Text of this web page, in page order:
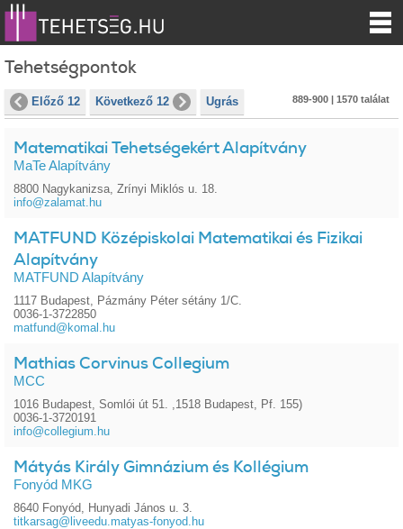
Tehetségpontok
Előző 12 Következő 12 Ugrás 889-900 | 1570 találat
Matematikai Tehetségekért Alapítvány
MaTe Alapítvány
8800 Nagykanizsa, Zrínyi Miklós u. 18.
info@zalamat.hu
MATFUND Középiskolai Matematikai és Fizikai
Alapítvány
MATFUND Alapítvány
1117 Budapest, Pázmány Péter sétány 1/C.
0036-1-3722850
matfund@komal.hu
Mathias Corvinus Collegium
MCC
1016 Budapest, Somlói út 51. ,1518 Budapest, Pf. 155)
0036-1-3720191
info@collegium.hu
Mátyás Király Gimnázium és Kollégium
Fonyód MKG
8640 Fonyód, Hunyadi János u. 3.
titkarsag@liveedu.matyas-fonyod.hu